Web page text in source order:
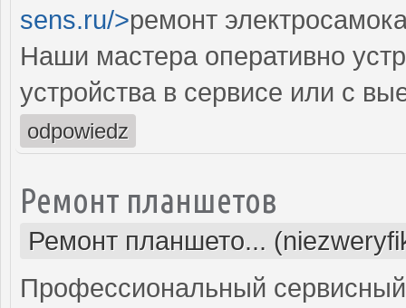
sens.ru/>ремонт
Наши мастера оперативно
устройства в сервисе или с
odpowiedz
Ремонт планшетов
Ремонт планшето...
Профессиональный